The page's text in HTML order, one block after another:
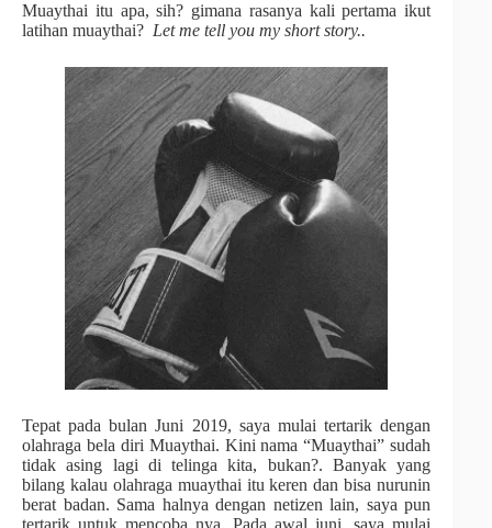
Muaythai itu apa, sih? gimana rasanya kali pertama ikut
latihan muaythai? Let me tell you my short story..
Tepat pada bulan Juni 2019, saya mulai tertarik dengan
olahraga bela diri Muaythai. Kini nama “Muaythai” sudah
tidak asing lagi di telinga kita, bukan?. Banyak yang
bilang kalau olahraga muaythai itu keren dan bisa nurunin
berat badan. Sama halnya dengan netizen lain, saya pun